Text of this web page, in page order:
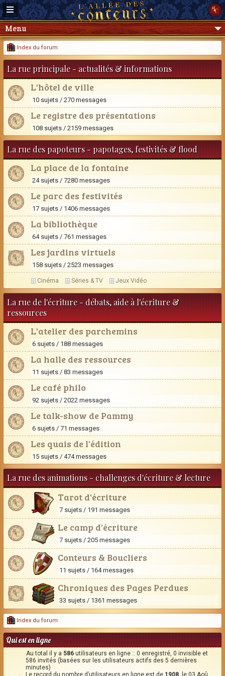
Menu
Index du forum
La rue principale - actualités & informations
L'hôtel de ville
10 sujets / 270 messages
Le registre des présentations
108 sujets / 2159 messages
La rue des papoteurs - papotages, festivités & flood
La place de la fontaine
24 sujets / 7280 messages
Le parc des festivités
17 sujets / 1406 messages
La bibliothèque
64 sujets / 761 messages
Les jardins virtuels
158 sujets / 2523 messages
Cinéma Séries & TV Jeux Vidéo
La rue de l'écriture - débats, aide à l'écriture &
ressources
L'atelier des parchemins
6 sujets / 188 messages
La halle des ressources
11 sujets / 83 messages
Le café philo
92 sujets / 2022 messages
Le talk-show de Pammy
6 sujets / 71 messages
Les quais de l'édition
15 sujets / 474 messages
La rue des animations - challenges d'écriture & lecture
Tarot d'écriture
7 sujets / 191 messages
Le camp d'écriture
7 sujets / 205 messages
Conteurs & Boucliers
11 sujets / 164 messages
Chroniques des Pages Perdues
33 sujets / 1361 messages
Index du forum
Qui est en ligne
Au total il y a 586 utilisateurs en ligne :: 0 enregistré, 0 invisible et
586 invités (basées sur les utilisateurs actifs des 5 dernières
minutes)
Le record du nombre d’utilisateurs en ligne est de 1908 , le 03 Aoû